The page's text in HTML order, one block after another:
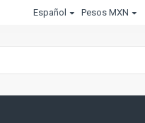
Español Pesos MXN